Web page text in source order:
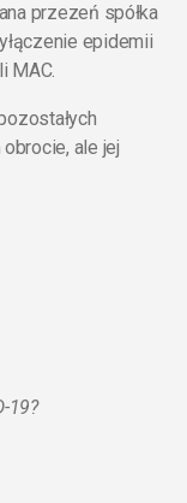
przezeń spółka
epidemii
MAC.
ale jej
19?